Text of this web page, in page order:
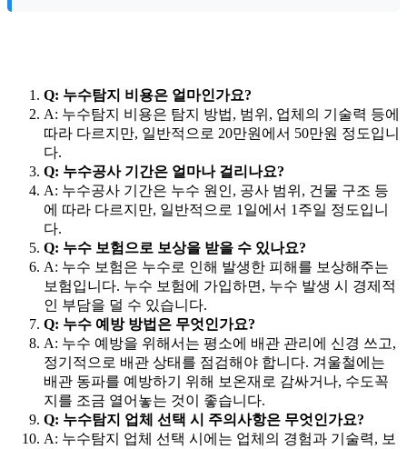
Q: 누수탐지 비용은 얼마인가요?
A: 누수탐지 비용은 탐지 방법, 범위, 업체의 기술력 등에
따라 다르지만, 일반적으로 20만원에서 50만원 정도입니
다.
Q: 누수공사 기간은 얼마나 걸리나요?
A: 누수공사 기간은 누수 원인, 공사 범위, 건물 구조 등
에 따라 다르지만, 일반적으로 1일에서 1주일 정도입니
다.
Q: 누수 보험으로 보상을 받을 수 있나요?
A: 누수 보험은 누수로 인해 발생한 피해를 보상해주는
보험입니다. 누수 보험에 가입하면, 누수 발생 시 경제적
인 부담을 덜 수 있습니다.
Q: 누수 예방 방법은 무엇인가요?
A: 누수 예방을 위해서는 평소에 배관 관리에 신경 쓰고,
정기적으로 배관 상태를 점검해야 합니다. 겨울철에는
배관 동파를 예방하기 위해 보온재로 감싸거나, 수도꼭
지를 조금 열어놓는 것이 좋습니다.
Q: 누수탐지 업체 선택 시 주의사항은 무엇인가요?
A: 누수탐지 업체 선택 시에는 업체의 경험과 기술력, 보